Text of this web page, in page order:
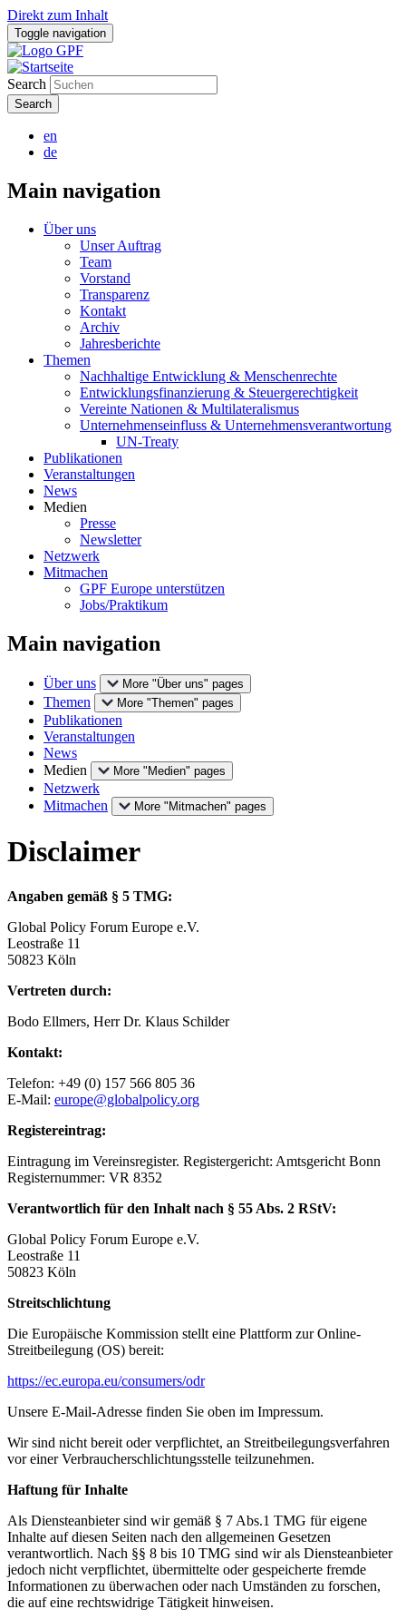
Direkt zum Inhalt
Toggle navigation
Search
en
de
Main navigation
Über uns
Unser Auftrag
Team
Vorstand
Transparenz
Kontakt
Archiv
Jahresberichte
Themen
Nachhaltige Entwicklung & Menschenrechte
Entwicklungsfinanzierung & Steuergerechtigkeit
Vereinte Nationen & Multilateralismus
Unternehmenseinfluss & Unternehmensverantwortung
UN-Treaty
Publikationen
Veranstaltungen
News
Medien
Presse
Newsletter
Netzwerk
Mitmachen
GPF Europe unterstützen
Jobs/Praktikum
Main navigation
Über uns More "Über uns" pages
Themen More "Themen" pages
Publikationen
Veranstaltungen
News
Medien
More "Medien" pages
Netzwerk
Mitmachen
More "Mitmachen" pages
Disclaimer
Angaben gemäß § 5 TMG:
Global Policy Forum Europe e.V.
Leostraße 11
50823 Köln
Vertreten durch:
Bodo Ellmers, Herr Dr. Klaus Schilder
Kontakt:
Telefon: +49 (0) 157 566 805 36
E-Mail: europe@globalpolicy.org
Registereintrag:
Eintragung im Vereinsregister. Registergericht: Amtsgericht Bonn
Registernummer: VR 8352
Verantwortlich für den Inhalt nach § 55 Abs. 2 RStV:
Global Policy Forum Europe e.V.
Leostraße 11
50823 Köln
Streitschlichtung
Die Europäische Kommission stellt eine Plattform zur Online-
Streitbeilegung (OS) bereit:
https://ec.europa.eu/consumers/odr
Unsere E-Mail-Adresse finden Sie oben im Impressum.
Wir sind nicht bereit oder verpflichtet, an Streitbeilegungsverfahren
vor einer Verbraucherschlichtungsstelle teilzunehmen.
Haftung für Inhalte
Als Diensteanbieter sind wir gemäß § 7 Abs.1 TMG für eigene
Inhalte auf diesen Seiten nach den allgemeinen Gesetzen
verantwortlich. Nach §§ 8 bis 10 TMG sind wir als Diensteanbieter
jedoch nicht verpflichtet, übermittelte oder gespeicherte fremde
Informationen zu überwachen oder nach Umständen zu forschen,
die auf eine rechtswidrige Tätigkeit hinweisen.